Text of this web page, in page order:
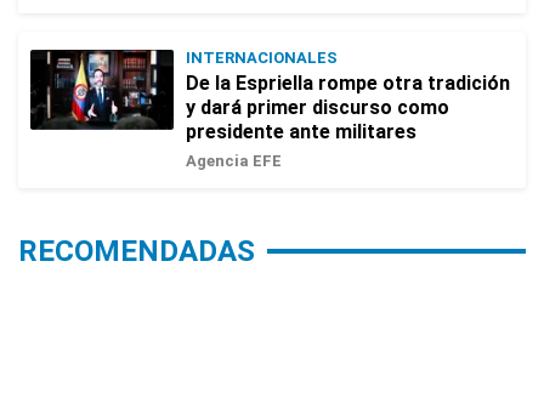
INTERNACIONALES
De la Espriella rompe otra tradición
y dará primer discurso como
presidente ante militares
Agencia EFE
RECOMENDADAS